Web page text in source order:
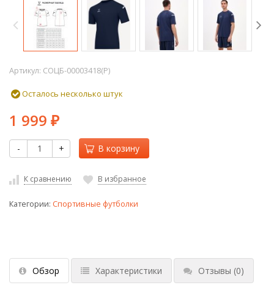
Артикул: СОЦБ-00003418(P)
Осталось несколько штук
1 999 ₽
- + В корзину
К сравнению В избранное
Категории: Спортивные футболки
Обзор Характеристики Отзывы (0)